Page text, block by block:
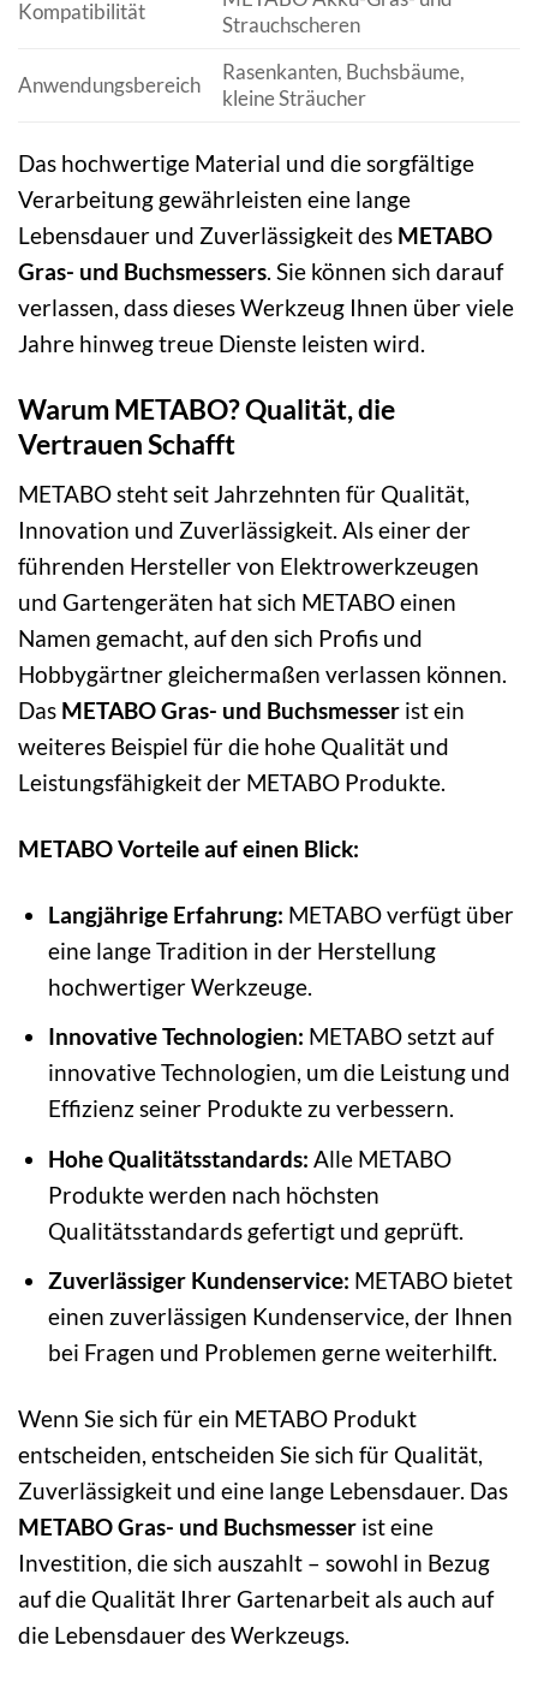
Kompatibilität
Strauchscheren
Anwendungsbereich
Rasenkanten, Buchsbäume,
kleine Sträucher
Das hochwertige Material und die sorgfältige
Verarbeitung gewährleisten eine lange
Lebensdauer und Zuverlässigkeit des METABO
Gras- und Buchsmessers. Sie können sich darauf
verlassen, dass dieses Werkzeug Ihnen über viele
Jahre hinweg treue Dienste leisten wird.
Warum METABO? Qualität, die
Vertrauen Schafft
METABO steht seit Jahrzehnten für Qualität,
Innovation und Zuverlässigkeit. Als einer der
führenden Hersteller von Elektrowerkzeugen
und Gartengeräten hat sich METABO einen
Namen gemacht, auf den sich Profis und
Hobbygärtner gleichermaßen verlassen können.
Das METABO Gras- und Buchsmesser ist ein
weiteres Beispiel für die hohe Qualität und
Leistungsfähigkeit der METABO Produkte.
METABO Vorteile auf einen Blick:
Langjährige Erfahrung: METABO verfügt über
eine lange Tradition in der Herstellung
hochwertiger Werkzeuge.
Innovative Technologien: METABO setzt auf
innovative Technologien, um die Leistung und
Effizienz seiner Produkte zu verbessern.
Hohe Qualitätsstandards: Alle METABO
Produkte werden nach höchsten
Qualitätsstandards gefertigt und geprüft.
Zuverlässiger Kundenservice: METABO bietet
einen zuverlässigen Kundenservice, der Ihnen
bei Fragen und Problemen gerne weiterhilft.
Wenn Sie sich für ein METABO Produkt
entscheiden, entscheiden Sie sich für Qualität,
Zuverlässigkeit und eine lange Lebensdauer. Das
METABO Gras- und Buchsmesser ist eine
Investition, die sich auszahlt – sowohl in Bezug
auf die Qualität Ihrer Gartenarbeit als auch auf
die Lebensdauer des Werkzeugs.